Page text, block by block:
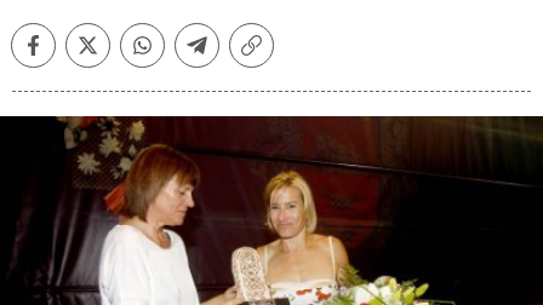
FacebookTwitterWhatsappTelegramCopiar